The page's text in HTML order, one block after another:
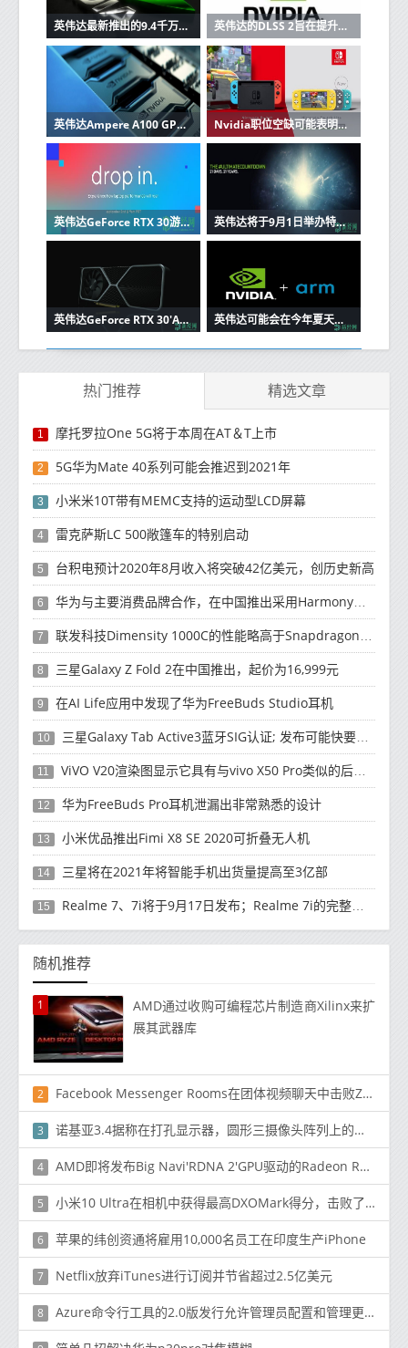
英伟达最新推出的9.4千万亿次超级计算机旨在帮助训练自动驾驶汽车 英伟达的DLSS 2旨在提升其低分辨率的声誉
英伟达Ampere A100 GPU打破16条AI世界纪录，比Volta V100快4.2倍 Nvidia职位空缺可能表明新的Nintendo Switch
英伟达GeForce RTX 30游戏显卡，RTX 3080 Ti将于9月9日推出 英伟达将于9月1日举办特别活动，将宣布下一代游戏'GeForce RTX'图形卡
英伟达GeForce RTX 30'Ampere'图形卡传闻：两倍于图灵的光线追踪和DLSS性能 英伟达可能会在今年夏天结束之前收购ARM
热门推荐 精选文章
1 摩托罗拉One 5G将于本周在AT＆T上市
2 5G华为Mate 40系列可能会推迟到2021年
3 小米米10T带有MEMC支持的运动型LCD屏幕
4 雷克萨斯LC 500敞篷车的特别启动
5 台积电预计2020年8月收入将突破42亿美元，创历史新高
6 华为与主要消费品牌合作，在中国推出采用HarmonyOS 2.0的智能家居产品
7 联发科技Dimensity 1000C的性能略高于Snapdragon 765G
8 三星Galaxy Z Fold 2在中国推出，起价为16,999元
9 在AI Life应用中发现了华为FreeBuds Studio耳机
10 三星Galaxy Tab Active3蓝牙SIG认证; 发布可能快要结束了
11 ViVO V20渲染图显示它具有与vivo X50 Pro类似的后部设计
12 华为FreeBuds Pro耳机泄漏出非常熟悉的设计
13 小米优品推出Fimi X8 SE 2020可折叠无人机
14 三星将在2021年将智能手机出货量提高至3亿部
15 Realme 7、7i将于9月17日发布；Realme 7i的完整规格并导致泄漏
随机推荐
1
AMD通过收购可编程芯片制造商Xilinx来扩
展其武器库
2 Facebook Messenger Rooms在团体视频聊天中击败Zoom
3 诺基亚3.4据称在打孔显示器，圆形三摄像头阵列上的渲染提示
4 AMD即将发布Big Navi'RDNA 2'GPU驱动的Radeon RX 6000系列
5 小米10 Ultra在相机中获得最高DXOMark得分，击败了Galaxy S20 Ultra
6 苹果的纬创资通将雇用10,000名员工在印度生产iPhone
7 Netflix放弃iTunes进行订阅并节省超过2.5亿美元
8 Azure命令行工具的2.0版发行允许管理员配置和管理更多的Azure云服务